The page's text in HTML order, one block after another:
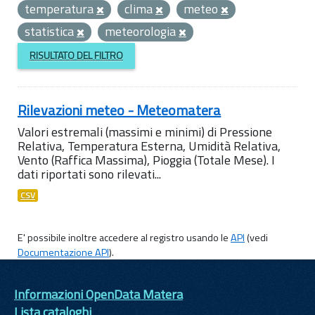
temperatura
clima
meteo
statistica
meteorologia
RISULTATO DEL FILTRO
Rilevazioni meteo - Meteomatera
Valori estremali (massimi e minimi) di Pressione
Relativa, Temperatura Esterna, Umidità Relativa,
Vento (Raffica Massima), Pioggia (Totale Mese). I
dati riportati sono rilevati...
CSV
E' possibile inoltre accedere al registro usando leAPI(vedi
Documentazione API).
Informazioni OpenData Matera